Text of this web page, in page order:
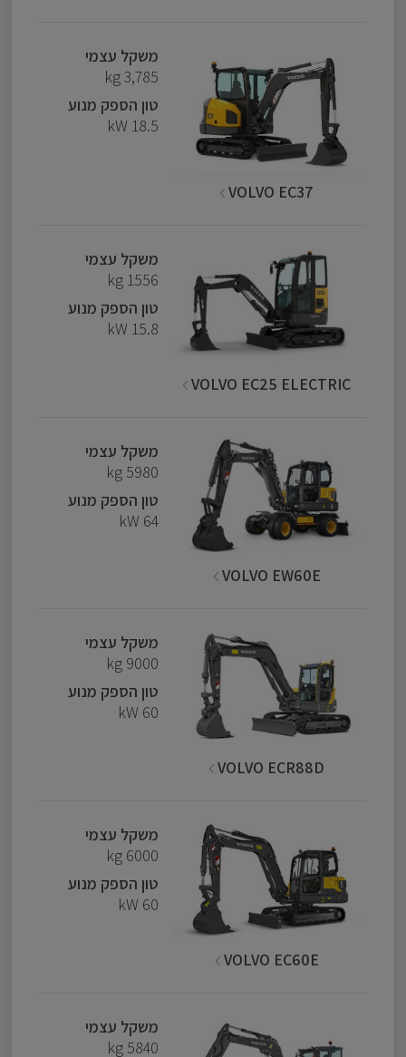
VOLVO EC37
משקל עצמי
3,785 kg
טון הספק מנוע
18.5 kW
VOLVO EC25 ELECTRIC
משקל עצמי
1556 kg
טון הספק מנוע
15.8 kW
VOLVO EW60E
משקל עצמי
5980 kg
טון הספק מנוע
64 kW
VOLVO ECR88D
משקל עצמי
9000 kg
טון הספק מנוע
60 kW
VOLVO EC60E
משקל עצמי
6000 kg
טון הספק מנוע
60 kW
משקל עצמי
5840 kg